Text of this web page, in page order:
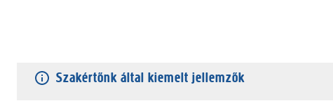
Szakértőnk által kiemelt jellemzők